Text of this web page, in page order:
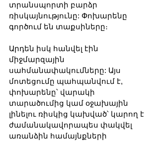
տրանսպորտի բարձր
ռիսկայնությունը: Փոխարենը
գործում են տաքսիները։
Արդեն իսկ հանվել էին
միջմարզային
սահմանափակումները: Այս
մոտեցումը պահպանվում է,
փոխարենը՝ վարակի
տարածումից կամ օջախային
լինելու ռիսկից կախված՝ կարող է
ժամանակավորապես փակվել
առանձին համայնքների